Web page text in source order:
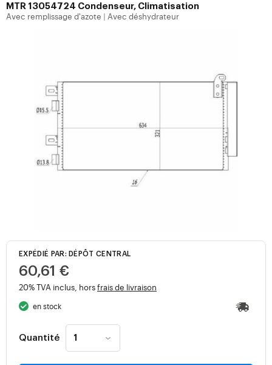
MTR 13054724 Condenseur, Climatisation
Avec remplissage d'azote Avec déshydrateur
EXPÉDIÉ PAR: DÉPÔT CENTRAL
60,61 €
20% TVA inclus, horsfrais de livraison
en stock
Quantité